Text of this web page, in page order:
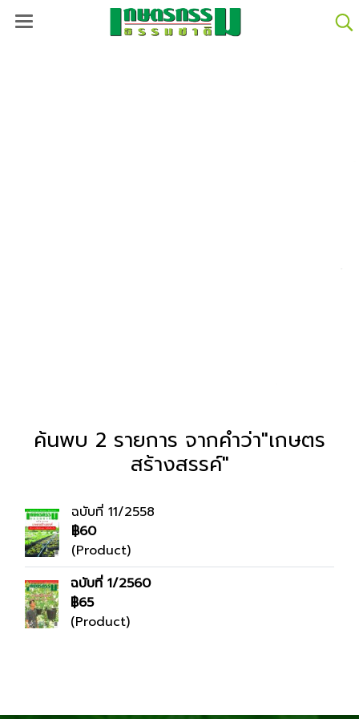
ค้นพบ 2 รายการ จากคำว่า"เกษตร
สร้างสรรค์"
ฉบับที่ 11/2558
฿60
(Product)
ฉบับที่ 1/2560
฿65
(Product)